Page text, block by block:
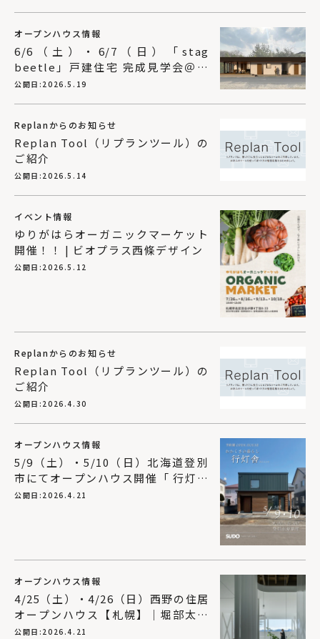
6/6（土）・6/7（日）「stag
beetle」戸建住宅 完成見学会＠仙
台市青葉区｜建築工房DADA
オープンハウス情報
公開日: 2026.5.19
Replan Tool（リプランツール）の
ご紹介
Replanからのお知らせ
公開日: 2026.5.14
ゆりがはらオーガニックマーケット
開催！！ | ビオプラス西條デザイン
イベント情報
公開日: 2026.5.12
Replan Tool（リプランツール）の
ご紹介
Replanからのお知らせ
公開日: 2026.4.30
5/9（土）・5/10（日）北海道登別
市にてオープンハウス開催「 行灯舎
」｜SUDOホーム＜須藤建設＞
オープンハウス情報
公開日: 2026.4.21
4/25（土）・4/26（日）西野の住居
オープンハウス【札幌】｜堀部太建
築設計事務所
オープンハウス情報
公開日: 2026.4.21